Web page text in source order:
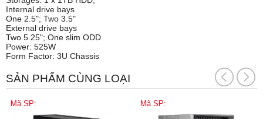
Internal drive bays
One 2.5"; Two 3.5"
External drive bays
Two 5.25"; One slim ODD
Power: 525W
Form Factor: 3U Chassis
SẢN PHẨM CÙNG LOẠI
Mã SP: Mã SP: